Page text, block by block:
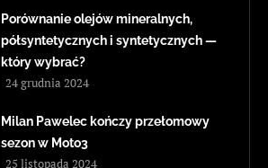
Porównanie olejów mineralnych,
półsyntetycznych i syntetycznych —
który wybrać?
24 grudnia 2024
Milan Pawelec kończy przełomowy
sezon w Moto3
25 listopada 2024